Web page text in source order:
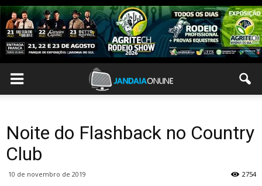
Noite do Flashback no Country
Club
10 de novembro de 2019 2754